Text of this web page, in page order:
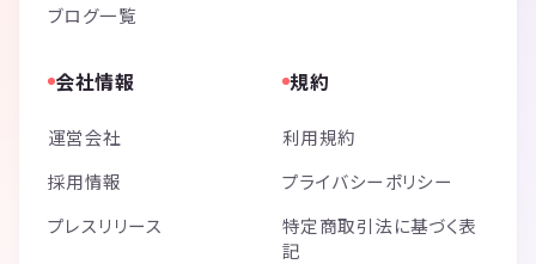
ブログ一覧
会社情報
運営会社
採用情報
プレスリリース
規約
利用規約
プライバシーポリシー
特定商取引法に基づく表
記